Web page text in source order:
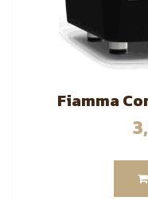
Fiamma